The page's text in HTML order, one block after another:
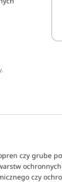
czy grube
czy